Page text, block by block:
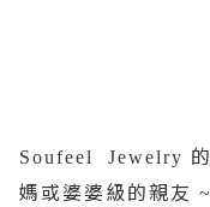
Soufeel Jewelry
媽或婆婆級的親友 ~